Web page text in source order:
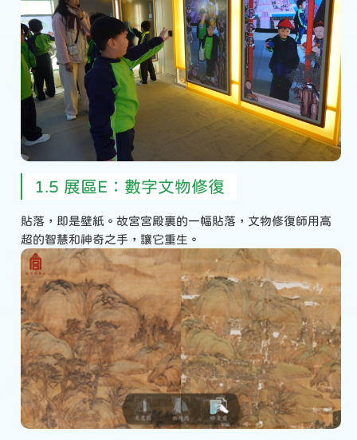
1.5 展區E：數字文物修復
貼落，即是壁紙。故宮宮殿裏的一幅貼落，文物修復師用高
超的智慧和神奇之手，讓它重生。